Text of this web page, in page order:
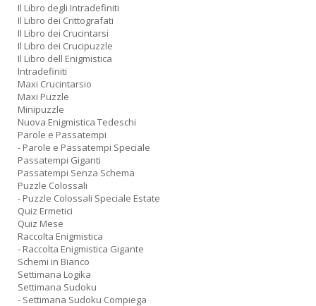
Il Libro degli Intradefiniti
Il Libro dei Crittografati
Il Libro dei Crucintarsi
Il Libro dei Crucipuzzle
Il Libro dell Enigmistica
Intradefiniti
Maxi Crucintarsio
Maxi Puzzle
Minipuzzle
Nuova Enigmistica Tedeschi
Parole e Passatempi
- Parole e Passatempi Speciale
Passatempi Giganti
Passatempi Senza Schema
Puzzle Colossali
- Puzzle Colossali Speciale Estate
Quiz Ermetici
Quiz Mese
Raccolta Enigmistica
- Raccolta Enigmistica Gigante
Schemi in Bianco
Settimana Logika
Settimana Sudoku
- Settimana Sudoku Compiega